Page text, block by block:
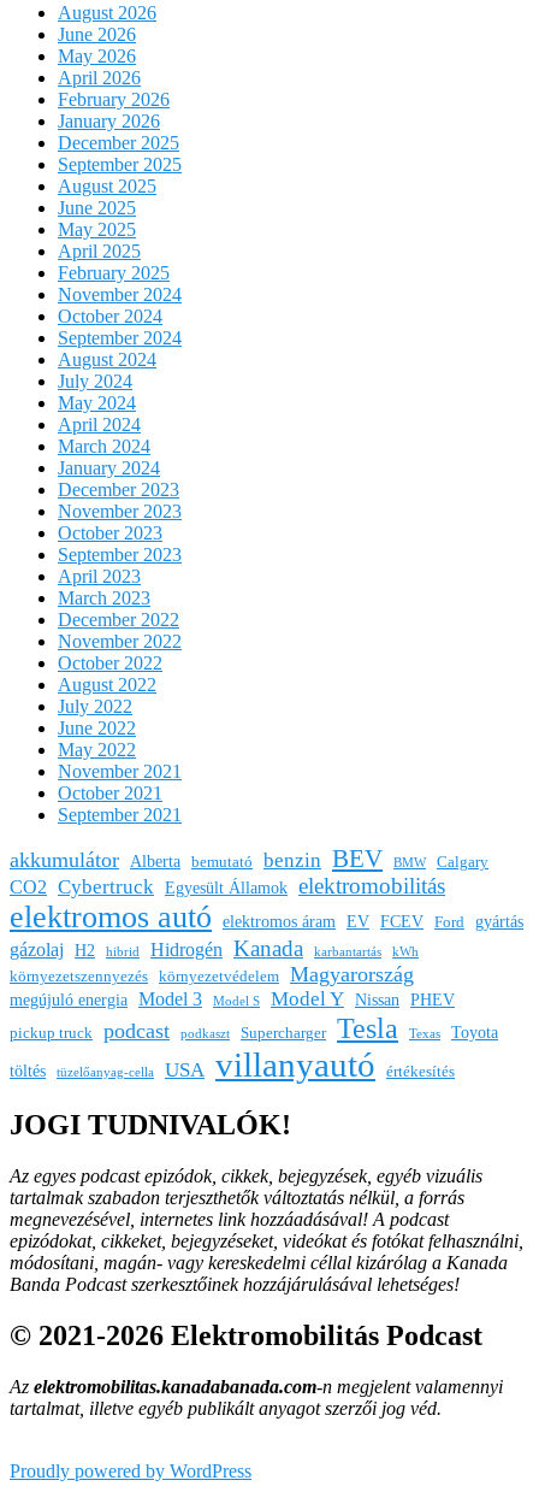
August 2026
June 2026
May 2026
April 2026
February 2026
January 2026
December 2025
September 2025
August 2025
June 2025
May 2025
April 2025
February 2025
November 2024
October 2024
September 2024
August 2024
July 2024
May 2024
April 2024
March 2024
January 2024
December 2023
November 2023
October 2023
September 2023
April 2023
March 2023
December 2022
November 2022
October 2022
August 2022
July 2022
June 2022
May 2022
November 2021
October 2021
September 2021
akkumulátor Alberta bemutató benzin BEV BMW Calgary
CO2 Cybertruck Egyesült Államok elektromobilitás
elektromos autó elektromos áram EV FCEV Ford gyártás
gázolaj H2 hibrid Hidrogén Kanada karbantartás kWh
környezetszennyezés környezetvédelem Magyarország
megújuló energia Model 3 Model S Model Y Nissan PHEV
pickup truck podcast podkaszt Supercharger Tesla Texas
Toyota
töltés
tüzelőanyag-cella USA villanyautó értékesítés
JOGI TUDNIVALÓK!
Az egyes podcast epizódok, cikkek, bejegyzések, egyéb vizuális
tartalmak szabadon terjeszthetők változtatás nélkül, a forrás
megnevezésével, internetes link hozzáadásával! A podcast
epizódokat, cikkeket, bejegyzéseket, videókat és fotókat felhasználni,
módosítani, magán- vagy kereskedelmi céllal kizárólag a Kanada
Banda Podcast szerkesztőinek hozzájárulásával lehetséges!
© 2021-2026 Elektromobilitás Podcast
Az elektromobilitas.kanadabanada.com-n megjelent valamennyi
tartalmat, illetve egyéb publikált anyagot szerzői jog véd.
Proudly powered by WordPress